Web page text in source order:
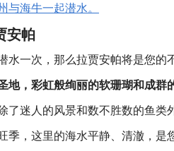
与海牛一起潜水。
安帕
水一次，那么拉贾安帕将是您的
地，彩虹般绚丽的软珊瑚和成群
了迷人的风景和数不胜数的鱼类
季，这里的海水平静、清澈，是